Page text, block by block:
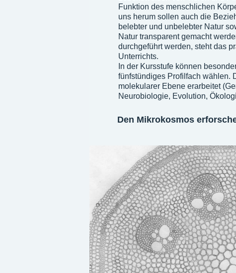
Funktion des menschlichen
uns herum sollen auch die
belebter und unbelebter Natur
Natur transparent gemacht
durchgeführt werden, steht das
Unterrichts.
In der Kursstufe können
fünfstündiges Profilfach wählen.
molekularer Ebene erarbeitet
Neurobiologie, Evolution,
Den Mikrokosmos